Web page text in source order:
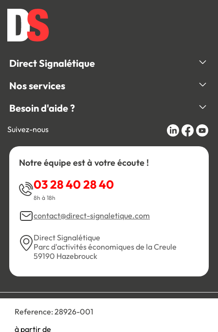
Reference: 28926-001
à partir de
Direct Signalétique
Nos services
Besoin d'aide ?
Suivez-nous
Notre équipe est à votre écoute !
03 28 40 28 40
8h à 18h
contact@direct-signaletique.com
Direct Signalétique
Parc d'activités économiques de la Creule
59190 Hazebrouck
Personnaliser les cookies